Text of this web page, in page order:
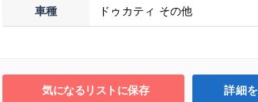
車種 ドゥカティ その他
詳細
気になるリストに保存